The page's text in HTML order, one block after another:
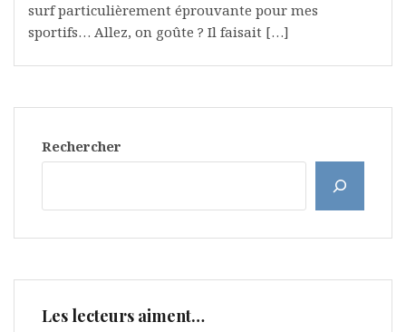
surf particulièrement éprouvante pour mes
sportifs… Allez, on goûte ? Il faisait […]
Rechercher
Les lecteurs aiment…